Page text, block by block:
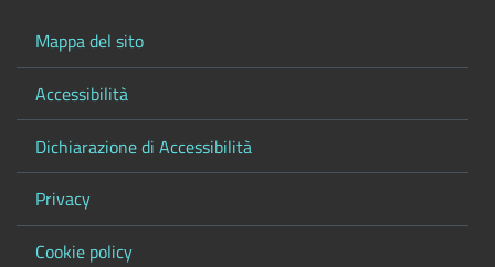
Mappa del sito
Accessibilità
Dichiarazione di Accessibilità
Privacy
Cookie policy